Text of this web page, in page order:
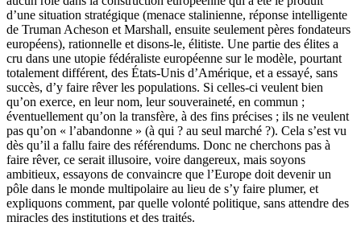
d’une situation stratégique (menace stalinienne, réponse intelligente
de Truman Acheson et Marshall, ensuite seulement pères fondateurs
européens), rationnelle et disons-le, élitiste. Une partie des élites a
cru dans une utopie fédéraliste européenne sur le modèle, pourtant
totalement différent, des États-Unis d’Amérique, et a essayé, sans
succès, d’y faire rêver les populations. Si celles-ci veulent bien
qu’on exerce, en leur nom, leur souveraineté, en commun ;
éventuellement qu’on la transfère, à des fins précises ; ils ne veulent
pas qu’on « l’abandonne » (à qui ? au seul marché ?). Cela s’est vu
dès qu’il a fallu faire des référendums. Donc ne cherchons pas à
faire rêver, ce serait illusoire, voire dangereux, mais soyons
ambitieux, essayons de convaincre que l’Europe doit devenir un
pôle dans le monde multipolaire au lieu de s’y faire plumer, et
expliquons comment, par quelle volonté politique, sans attendre des
miracles des institutions et des traités.